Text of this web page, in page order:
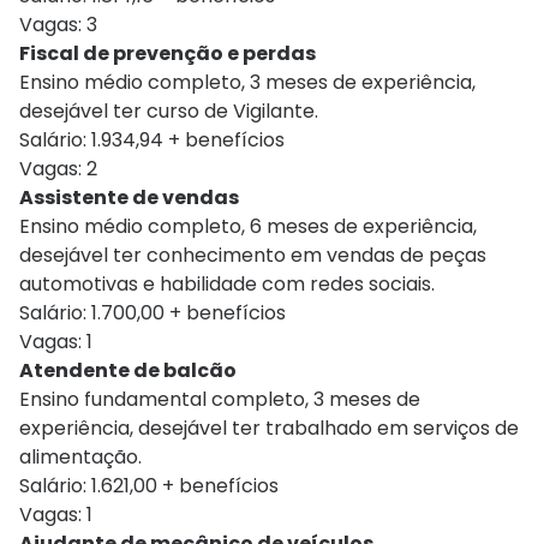
Vagas: 3
Fiscal de prevenção e perdas
Ensino médio completo, 3 meses de experiência,
desejável ter curso de Vigilante.
Salário: 1.934,94 + benefícios
Vagas: 2
Assistente de vendas
Ensino médio completo, 6 meses de experiência,
desejável ter conhecimento em vendas de peças
automotivas e habilidade com redes sociais.
Salário: 1.700,00 + benefícios
Vagas: 1
Atendente de balcão
Ensino fundamental completo, 3 meses de
experiência, desejável ter trabalhado em serviços de
alimentação.
Salário: 1.621,00 + benefícios
Vagas: 1